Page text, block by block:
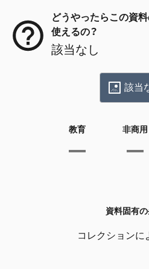
どうやったらこの資
使えるの？
該当なし
該当
教育 非商用
資料固有
コレクションに